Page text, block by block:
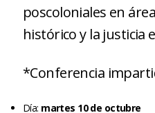
poscoloniales en
histórico y la justicia
*Conferencia
Día: martes 10 de octubre